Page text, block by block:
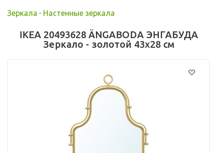
Зеркала - Настенные зеркала
IKEA 20493628 ÄNGABODA ЭНГАБУДА
Зеркало - золотой 43x28 см